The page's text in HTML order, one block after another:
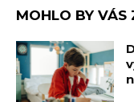
MOHLO BY VÁS